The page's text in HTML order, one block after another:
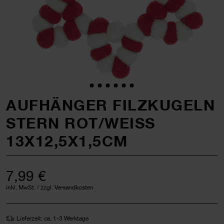
AUFHÄNGER FILZKUGELN
STERN ROT/WEISS
13X12,5X1,5CM
7,99 €
inkl. MwSt. / zzgl. Versandkosten
Lieferzeit: ca. 1-3 Werktage